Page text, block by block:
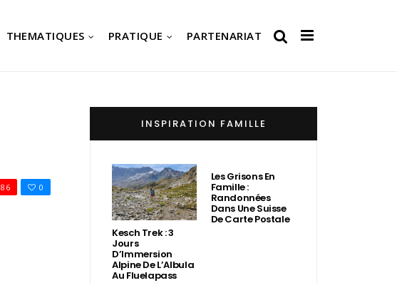
THEMATIQUES PRATIQUE PARTENARIAT
0
86
INSPIRATION FAMILLE
Kesch Trek : 3
Jours
D’Immersion
Alpine De L’Albula
Au Fluelapass
Les Grisons En
Famille :
Randonnées
Dans Une Suisse
De Carte Postale